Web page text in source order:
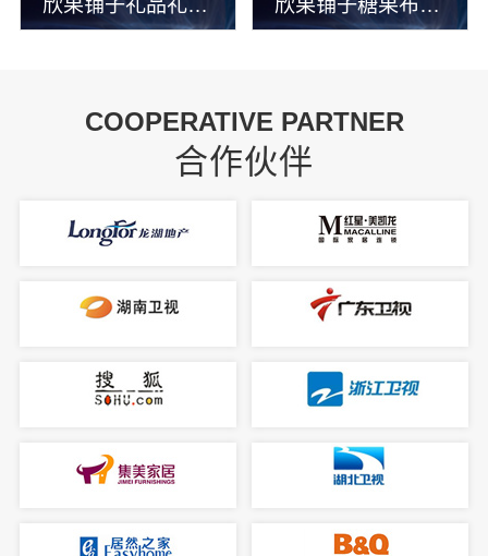
欣果铺子礼品礼盒充满诱惑的味道 欣果铺子糖果布丁 随时处理顾客的来电
COOPERATIVE PARTNER
合作伙伴